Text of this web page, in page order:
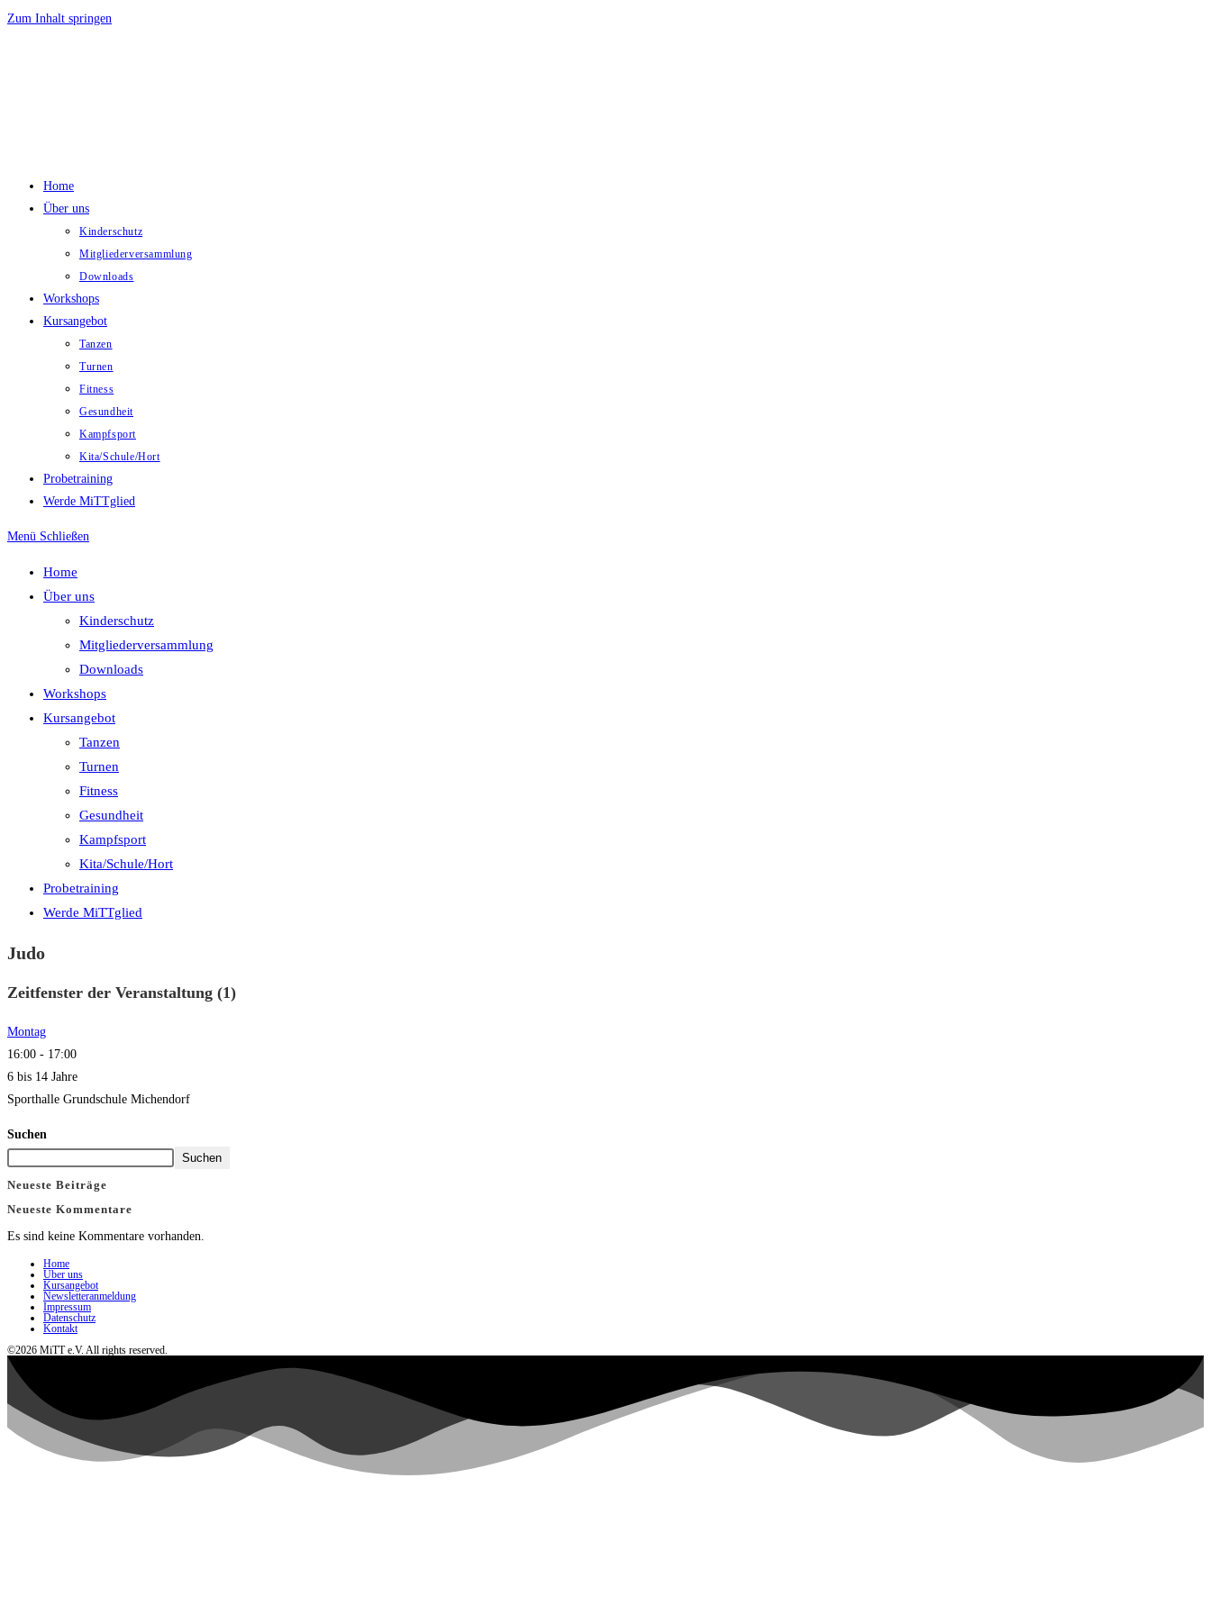
Zum Inhalt springen
Home
Über uns
Kinderschutz
Mitgliederversammlung
Downloads
Workshops
Kursangebot
Tanzen
Turnen
Fitness
Gesundheit
Kampfsport
Kita/Schule/Hort
Probetraining
Werde MiTTglied
Menü Schließen
Home
Über uns
Kinderschutz
Mitgliederversammlung
Downloads
Workshops
Kursangebot
Tanzen
Turnen
Fitness
Gesundheit
Kampfsport
Kita/Schule/Hort
Probetraining
Werde MiTTglied
Judo
Zeitfenster der Veranstaltung (1)
Montag
16:00 - 17:00
6 bis 14 Jahre
Sporthalle Grundschule Michendorf
Suchen
Suchen
Neueste Beiträge
Neueste Kommentare
Es sind keine Kommentare vorhanden.
Home
Über uns
Kursangebot
Newsletteranmeldung
Impressum
Datenschutz
Kontakt
©2026 MiTT e.V. All rights reserved.